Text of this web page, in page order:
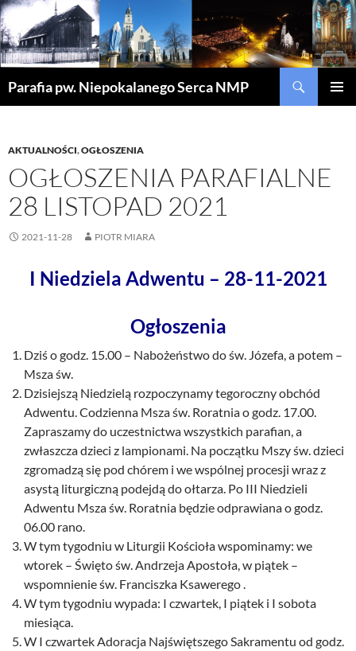
Parafia pw. Niepokalanego Serca NMP
AKTUALNOŚCI,OGŁOSZENIA
OGŁOSZENIA PARAFIALNE
28 LISTOPAD 2021
2021-11-28 PIOTR MIARA
I Niedziela Adwentu – 28-11-2021
Ogłoszenia
Dziś o godz. 15.00 – Nabożeństwo do św. Józefa, a potem –
Msza św.
Dzisiejszą Niedzielą rozpoczynamy tegoroczny obchód
Adwentu. Codzienna Msza św. Roratnia o godz. 17.00.
Zapraszamy do uczestnictwa wszystkich parafian, a
zwłaszcza dzieci z lampionami. Na początku Mszy św. dzieci
zgromadzą się pod chórem i we wspólnej procesji wraz z
asystą liturgiczną podejdą do ołtarza. Po III Niedzieli
Adwentu Msza św. Roratnia będzie odprawiana o godz.
06.00 rano.
W tym tygodniu w Liturgii Kościoła wspominamy: we
wtorek – Święto św. Andrzeja Apostoła, w piątek –
wspomnienie św. Franciszka Ksawerego .
W tym tygodniu wypada: I czwartek, I piątek i I sobota
miesiąca.
W I czwartek Adoracja Najświętszego Sakramentu od godz.